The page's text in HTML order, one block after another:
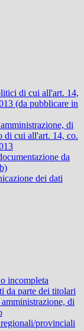
di cui all'art. 14,
(da pubblicare in
di
di cui all'art. 14, co.
da
dei dati
incompleta
da parte dei titolari
di
provinciali